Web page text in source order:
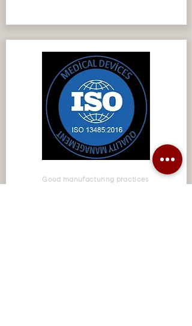
Good manufacturing practices